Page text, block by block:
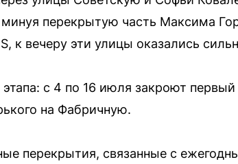
перекрытую часть Максима
к вечеру эти улицы оказались
с 4 по 16 июля закроют
на Фабричную.
перекрытия, связанные с